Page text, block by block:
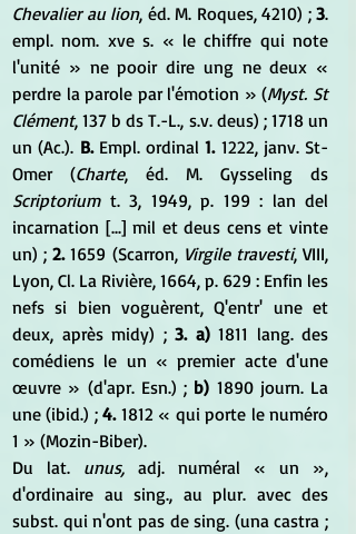
Chevalier au lion, éd. M. Roques, 4210) ; 3.
empl. nom. xve s. « le chiffre qui note
l'unité » ne pooir dire ung ne deux «
perdre la parole par l'émotion » (Myst. St
Clément, 137 b ds T.-L., s.v. deus) ; 1718 un
un (Ac.). B. Empl. ordinal 1. 1222, janv. St-
Omer (Charte, éd. M. Gysseling ds
Scriptorium t. 3, 1949, p. 199 : lan del
incarnation [...] mil et deus cens et vinte
un) ; 2. 1659 (Scarron, Virgile travesti, VIII,
Lyon, Cl. La Rivière, 1664, p. 629 : Enfin les
nefs si bien voguèrent, Q'entr' une et
deux, après midy) ; 3. a) 1811 lang. des
comédiens le un « premier acte d'une
œuvre » (d'apr. Esn.) ; b) 1890 journ. La
une (ibid.) ; 4. 1812 « qui porte le numéro
1 » (Mozin-Biber).
Du lat. unus, adj. numéral « un »,
d'ordinaire au sing., au plur. avec des
subst. qui n'ont pas de sing. (una castra ;